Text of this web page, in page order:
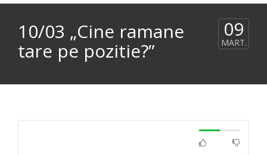
10/03 „Cine ramane
tare pe pozitie?”
09
MART.